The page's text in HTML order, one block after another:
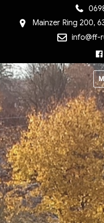
Mainzer Ring 200,
info@ff-